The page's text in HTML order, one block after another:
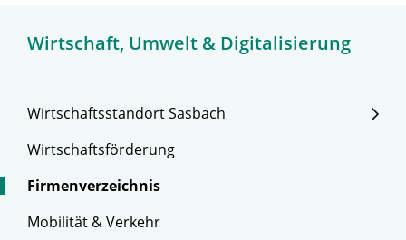
Wirtschaft, Umwelt & Digitalisierung
Wirtschaftsstandort Sasbach
Wirtschaftsförderung
Firmenverzeichnis
Mobilität & Verkehr